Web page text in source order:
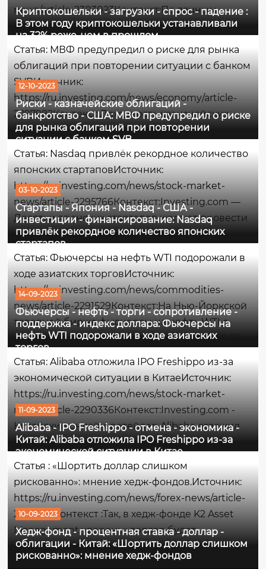
news/article-2303023Контекст:По данным
AltIndex.com, за девять месяцев этого года на
что на 32% меньше, чем за аналогичный
период прошлого года. Количество загрузок...
Криптокошельки - загрузки - спрос - падение :
В этом году криптокошельки устанавливали
на 32% реже, чем в прошлом
Статья: МВФ предупредил о риске для рынка
облигаций при повторении ситуации с банком
SVBИсточник:
https://ru.investing.com/news/economy/article-
2297982Контекст:Доходность казначейских
облигаций достигла максимума, не
одной из самых экстремальных распродаж
облигаций США в истории. По традиции,
когда...
12-10-2023
Риски - казначейские облигаций -
банкротство - США: МВФ предупредил о риске
для рынка облигаций при повторении
ситуации с банком SVB
Статья: Nasdaq привлёк рекордное количество
японских стартаповИсточник:
https://ru.investing.com/news/stock-market-
news/article-2295766Контекст:Investing.com —
Десятки японских стартапов желают провести
листинг на бирже Nasdaq в ближайшие
предпринимателей больше не
заинтересовано в...
03-10-2023
Стартапы - Япония - Nasdaq - США -
инвестиции - финансирование: Nasdaq
привлёк рекордное количество японских
стартапов
Статья: Фьючерсы на нефть WTI подорожали в
ходе азиатских торговИсточник:
https://ru.investing.com/news/commodities-
news/article-2291529Контекст:На Нью-Йоркской
товарной бирже фьючерсы на нефть WTI с
поставкой в октябре торгуются по цене 88,86
данного комментария поднявшись на
0,38%.Максимумом сессии...
14-09-2023
Фьючерсы - нефть - торги - сопротивление -
поддержка - индекс доллара: Фьючерсы на
нефть WTI подорожали в ходе азиатских
торгов
Статья: Alibaba отложила IPO Freshippo из-за
экономической ситуации в КитаеИсточник:
https://ru.investing.com/news/stock-market-
news/article-2290336Контекст:Investing.com -
Китайский онлайн-ретейлер Alibaba отложил
первичное размещение акций своей
слабого интереса к акциям потребительского
сектора,...
11-09-2023
Alibaba - IPO Freshippo - отмена - экономика -
Китай: Alibaba отложила IPO Freshippo из-за
экономической ситуации в Китае
Статья : «Шортить доллар слишком
рискованно»: мнение хедж-фондов.Источник:
https://ru.investing.com/news/forex-news/article-
2290295Контекст :Так, в хедж-фонде K2 Asset
Management уверены: доллар будет
продолжать расти, поскольку процентная
ставка в США пока повышенная, а фонд AVM
10-09-2023
Хедж-фонд - процентная ставка - доллар -
облигации - Китай: «Шортить доллар слишком
рискованно»: мнение хедж-фондов